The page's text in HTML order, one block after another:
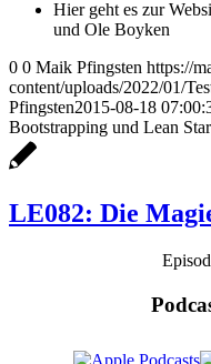
Hier geht es zur
und Ole Boyken
0 0 Maik Pfingsten https://
content/uploads/2022/01/
Pfingsten2015-08-18
Bootstrapping und Lean
LE082: Die